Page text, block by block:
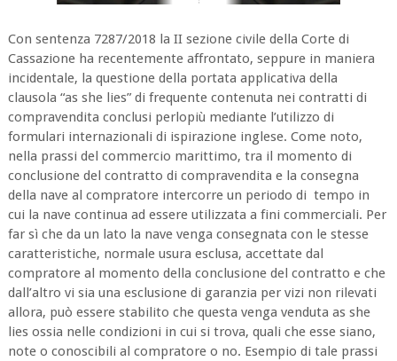
Con sentenza 7287/2018 la II sezione civile della Corte di
Cassazione ha recentemente affrontato, seppure in maniera
incidentale, la questione della portata applicativa della
clausola “as she lies” di frequente contenuta nei contratti di
compravendita conclusi perlopiù mediante l’utilizzo di
formulari internazionali di ispirazione inglese. Come noto,
nella prassi del commercio marittimo, tra il momento di
conclusione del contratto di compravendita e la consegna
della nave al compratore intercorre un periodo di tempo in
cui la nave continua ad essere utilizzata a fini commerciali. Per
far sì che da un lato la nave venga consegnata con le stesse
caratteristiche, normale usura esclusa, accettate dal
compratore al momento della conclusione del contratto e che
dall’altro vi sia una esclusione di garanzia per vizi non rilevati
allora, può essere stabilito che questa venga venduta as she
lies ossia nelle condizioni in cui si trova, quali che esse siano,
note o conoscibili al compratore o no. Esempio di tale prassi